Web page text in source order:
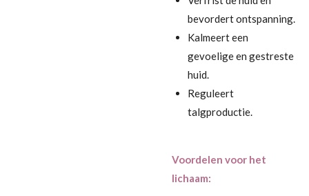
bevordert ontspanning.
Kalmeert een
gevoelige en gestreste
huid.
Reguleert
talgproductie.
Voordelen voor het
lichaam: